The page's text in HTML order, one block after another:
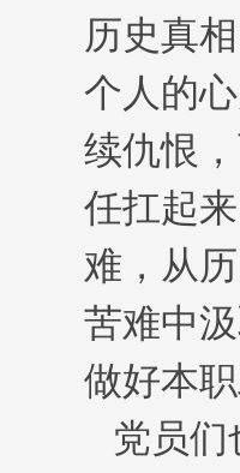
历史真
个人的
续仇恨
任扛起
难，从
苦难中
做好本
党员们